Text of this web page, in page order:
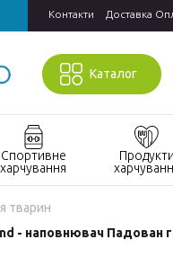
Контакти Доставка
Каталог
Спортивне
харчування
Продукти
тварин
- наповнювач Падован